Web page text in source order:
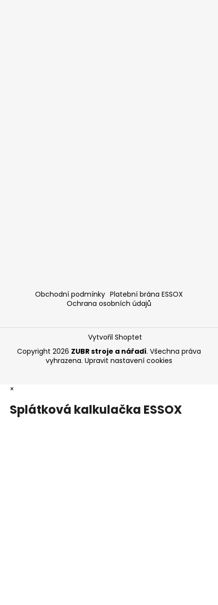
Obchodní podmínky Platební brána ESSOX
Ochrana osobních údajů
Vytvořil Shoptet
Copyright 2026 ZUBR stroje a nářadí. Všechna práva
vyhrazena. Upravit nastavení cookies
×
Splátková kalkulačka ESSOX